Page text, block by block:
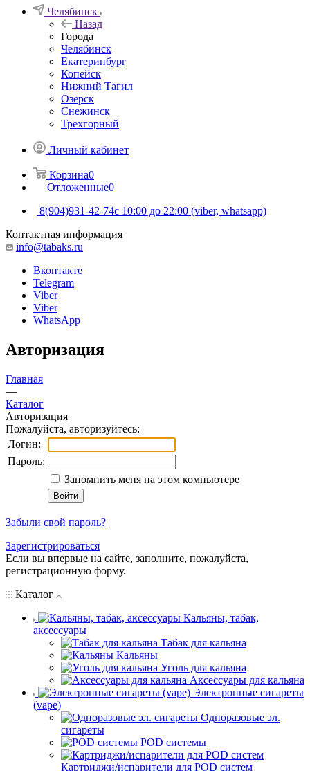
Челябинск
Назад
Города
Челябинск
Екатеринбург
Копейск
Нижний Тагил
Озерск
Снежинск
Трехгорный
Личный кабинет
Корзина0
Отложенные0
8(904)931-42-74с 10:00 до 22:00 (viber, whatsapp)
Контактная информация
info@tabaks.ru
Вконтакте
Telegram
Viber
Viber
WhatsApp
Авторизация
Главная
—
Каталог
Авторизация
Пожалуйста, авторизуйтесь:
Логин:
Пароль:
Запомнить меня на этом компьютере
Забыли свой пароль?
Зарегистрироваться
Если вы впервые на сайте, заполните, пожалуйста,
регистрационную форму.
Каталог
Кальяны, табак,
аксессуары
Табак для кальяна
Кальяны
Уголь для кальяна
Аксессуары для кальяна
Электронные сигареты
(vape)
Одноразовые эл.
сигареты
POD системы
Картриджи/испарители для POD систем